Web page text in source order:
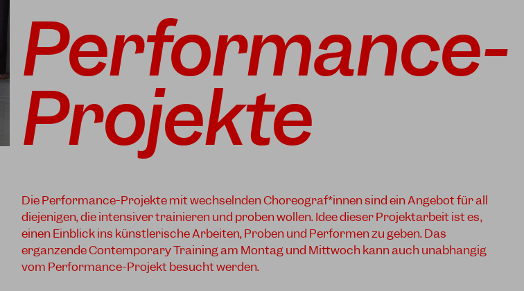
Performance-
Projekte
Die Performance-Projekte mit wechselnden Choreograf*innen sind ein Angebot für all
diejenigen, die intensiver trainieren und proben wollen. Idee dieser Projektarbeit ist es,
einen Einblick ins künstlerische Arbeiten, Proben und Performen zu geben. Das
ergänzende Contemporary Training am Montag und Mittwoch kann auch unabhängig
vom Performance-Projekt besucht werden.